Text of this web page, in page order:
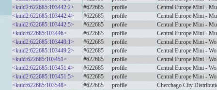
<kuid2:622685:103442:2>
#622685 profile
Central Europe Mini -
<kuid2:622685:103442:4>
#622685 profile
Central Europe Mini -
<kuid2:622685:103442:5>
#622685 profile
Central Europe Mini -
<kuid:622685:103446>
#622685 profile
Central Europe Mini -
<kuid2:622685:103449:1>
#622685 profile
Central Europe Mini -
<kuid2:622685:103449:2>
#622685 profile
Central Europe Mini -
<kuid:622685:103451>
#622685 profile
Central Europe Mini -
<kuid2:622685:103451:4>
#622685 profile
Central Europe Mini -
<kuid2:622685:103451:5>
#622685 profile
Central Europe Mini -
<kuid:622685:103548>
#622685 profile
Cherchago City